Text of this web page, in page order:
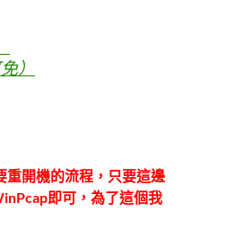
）
重開機的流程，只要這邊
即可，為了這個我